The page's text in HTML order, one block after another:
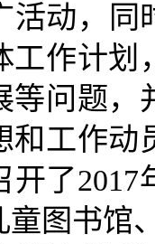
活动，同
工作计划
等问题，
和工作动
开了
童图书馆